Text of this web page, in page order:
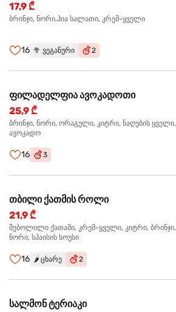
17,9 ₾
ბრინჯი, ნორი,ჰია სალათი, კრემ-ყველი
16 🥦 ვეგანური 2
ფილადელფია ავოკადოთი
25,9 ₾
ბრინჯი, ნორი, ორაგული, კიტრი, ნაღების ყველი,
ავოკადო
16 3
თბილი ქათმის როლი
21,9 ₾
შებოლილი ქათამი, კრემ-ყველი, კიტრი, ბრინჯი,
ნორი, სპაისის სოუსი
16 🌶️ ცხარე 2
სალმონ ტერიაკი